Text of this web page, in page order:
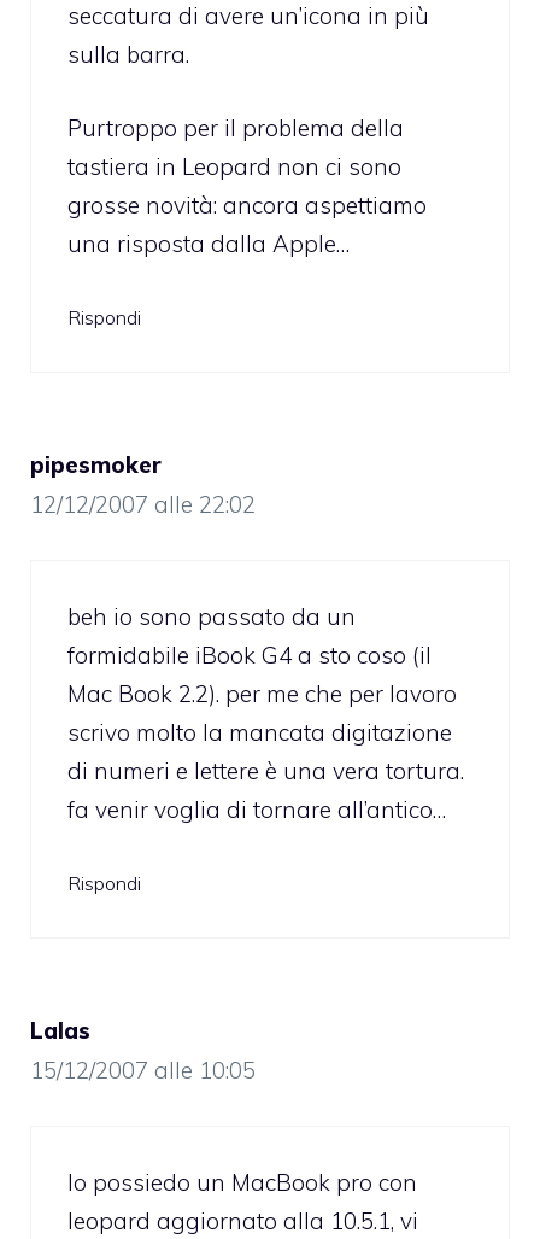
seccatura di avere un’icona in più
sulla barra.
Purtroppo per il problema della
tastiera in Leopard non ci sono
grosse novità: ancora aspettiamo
una risposta dalla Apple…
Rispondi
pipesmoker
12/12/2007 alle 22:02
beh io sono passato da un
formidabile iBook G4 a sto coso (il
Mac Book 2.2). per me che per lavoro
scrivo molto la mancata digitazione
di numeri e lettere è una vera tortura.
fa venir voglia di tornare all’antico…
Rispondi
Lalas
15/12/2007 alle 10:05
Io possiedo un MacBook pro con
leopard aggiornato alla 10.5.1, vi